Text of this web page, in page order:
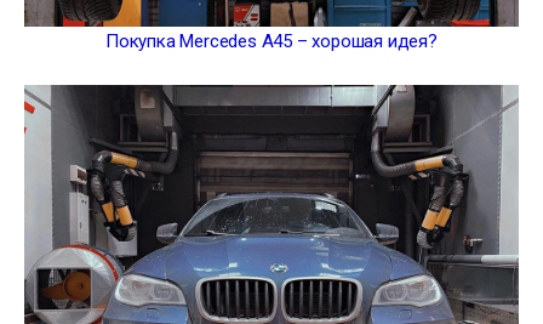
Покупка Mercedes A45 – хорошая идея?